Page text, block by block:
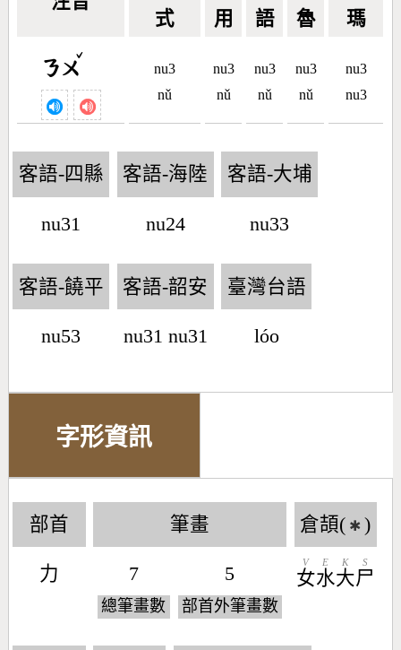
式 用 語 魯 瑪
ㄋㄨ
ˇ
nu3
nǔ
nu3
nǔ
nu3
nǔ
nu3
nǔ
nu3
nu3
客語-四縣
nu31
客語-海陸
nu24
客語-大埔
nu33
客語-饒平
nu53
客語-韶安
nu31 nu31
臺灣台語
lóo
字形資訊
部首
力
筆畫
7
總筆畫數
5
部首外筆畫數
倉頡( ✱ )
女
V
水
E
大
K
尸
S